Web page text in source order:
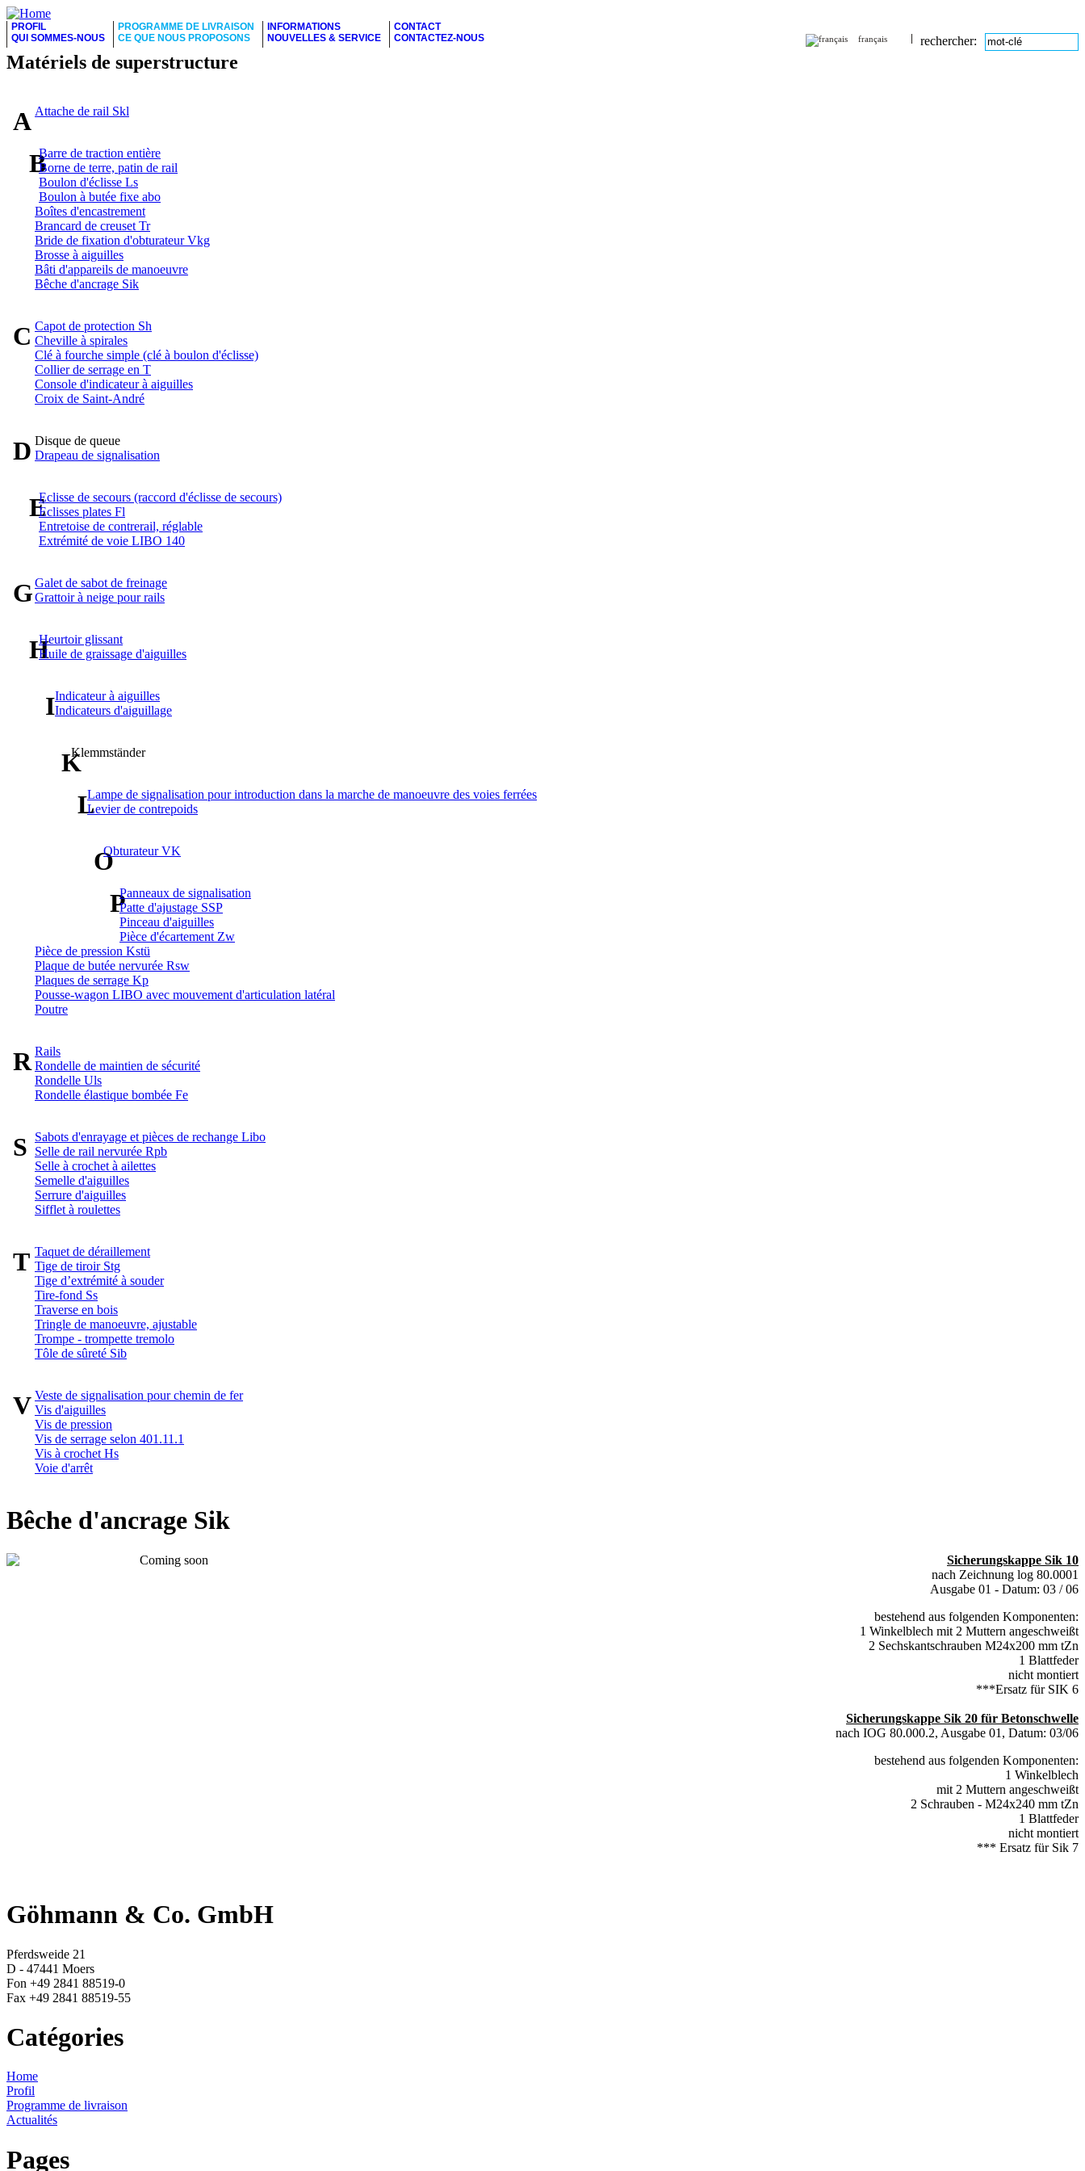
français rechercher:
PROFIL
QUI SOMMES-NOUS
PROGRAMME DE LIVRAISON
CE QUE NOUS PROPOSONS
INFORMATIONS
NOUVELLES & SERVICE
CONTACT
CONTACTEZ-NOUS
Matériels de superstructure
AAttache de rail Skl
B
Barre de traction entière
Borne de terre, patin de rail
Boulon d'éclisse Ls
Boulon à butée fixe abo
Boîtes d'encastrement
Brancard de creuset Tr
Bride de fixation d'obturateur Vkg
Brosse à aiguilles
Bâti d'appareils de manoeuvre
Bêche d'ancrage Sik
CCapot de protection Sh
Cheville à spirales
Clé à fourche simple (clé à boulon d'éclisse)
Collier de serrage en T
Console d'indicateur à aiguilles
Croix de Saint-André
DDisque de queue
Drapeau de signalisation
E
Eclisse de secours (raccord d'éclisse de secours)
Eclisses plates Fl
Entretoise de contrerail, réglable
Extrémité de voie LIBO 140
GGalet de sabot de freinage
Grattoir à neige pour rails
H
Heurtoir glissant
Huile de graissage d'aiguilles
IIndicateur à aiguilles
Indicateurs d'aiguillage
K
Klemmständer
L
Lampe de signalisation pour introduction dans la marche de manoeuvre des voies ferrées
Levier de contrepoids
O
Obturateur VK
PPanneaux de signalisation
Patte d'ajustage SSP
Pinceau d'aiguilles
Pièce d'écartement Zw
Pièce de pression Kstü
Plaque de butée nervurée Rsw
Plaques de serrage Kp
Pousse-wagon LIBO avec mouvement d'articulation latéral
Poutre
RRails
Rondelle de maintien de sécurité
Rondelle Uls
Rondelle élastique bombée Fe
S
Sabots d'enrayage et pièces de rechange Libo
Selle de rail nervurée Rpb
Selle à crochet à ailettes
Semelle d'aiguilles
Serrure d'aiguilles
Sifflet à roulettes
TTaquet de déraillement
Tige de tiroir Stg
Tige d’extrémité à souder
Tire-fond Ss
Traverse en bois
Tringle de manoeuvre, ajustable
Trompe - trompette tremolo
Tôle de sûreté Sib
VVeste de signalisation pour chemin de fer
Vis d'aiguilles
Vis de pression
Vis de serrage selon 401.11.1
Vis à crochet Hs
Voie d'arrêt
Bêche d'ancrage Sik
Sicherungskappe Sik 10
nach Zeichnung log 80.0001
Ausgabe 01 - Datum: 03 / 06
bestehend aus folgenden Komponenten:
1 Winkelblech mit 2 Muttern angeschweißt
2 Sechskantschrauben M24x200 mm tZn
1 Blattfeder
nicht montiert
***Ersatz für SIK 6
Sicherungskappe Sik 20 für Betonschwelle
nach IOG 80.000.2, Ausgabe 01, Datum: 03/06
bestehend aus folgenden Komponenten:
1 Winkelblech
mit 2 Muttern angeschweißt
2 Schrauben - M24x240 mm tZn
1 Blattfeder
nicht montiert
*** Ersatz für Sik 7
Göhmann & Co. GmbH
Pferdsweide 21
D - 47441 Moers
Fon +49 2841 88519-0
Fax +49 2841 88519-55
Catégories
Home
Profil
Programme de livraison
Actualités
Pages